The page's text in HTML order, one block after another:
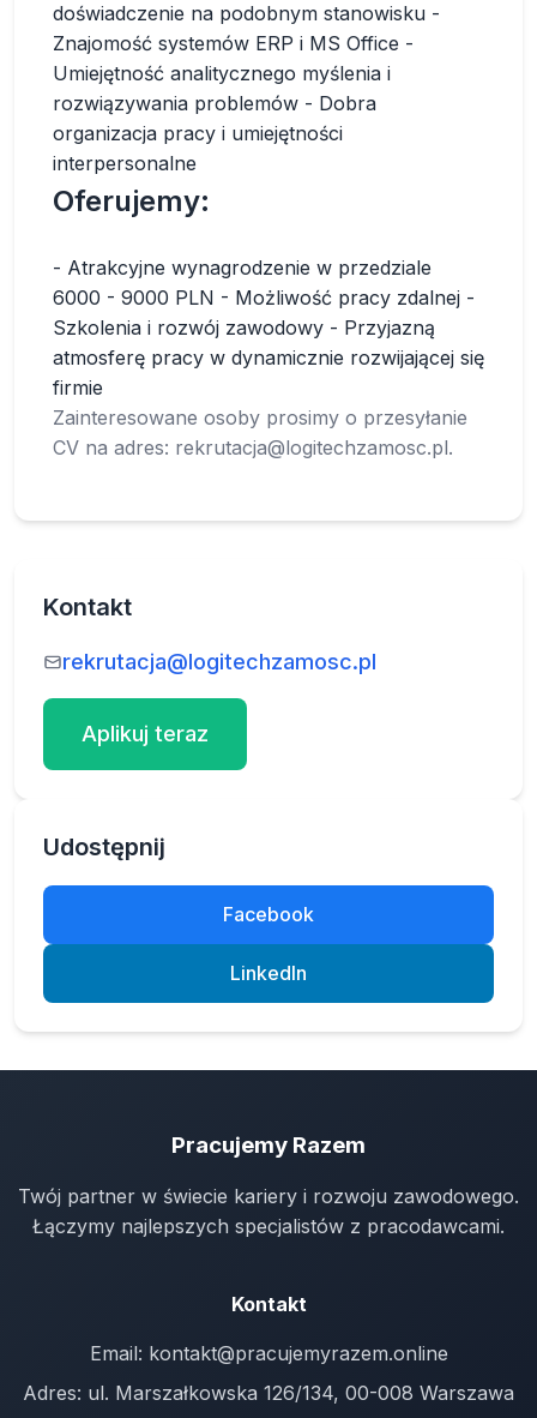
doświadczenie na podobnym stanowisku -
Znajomość systemów ERP i MS Office -
Umiejętność analitycznego myślenia i
rozwiązywania problemów - Dobra
organizacja pracy i umiejętności
interpersonalne
Oferujemy:
- Atrakcyjne wynagrodzenie w przedziale
6000 - 9000 PLN - Możliwość pracy zdalnej -
Szkolenia i rozwój zawodowy - Przyjazną
atmosferę pracy w dynamicznie rozwijającej się
firmie
Zainteresowane osoby prosimy o przesyłanie
CV na adres: rekrutacja@logitechzamosc.pl.
Kontakt
rekrutacja@logitechzamosc.pl
Aplikuj teraz
Udostępnij
Facebook
LinkedIn
Pracujemy Razem
Twój partner w świecie kariery i rozwoju zawodowego.
Łączymy najlepszych specjalistów z pracodawcami.
Kontakt
Email: kontakt@pracujemyrazem.online
Adres: ul. Marszałkowska 126/134, 00-008 Warszawa